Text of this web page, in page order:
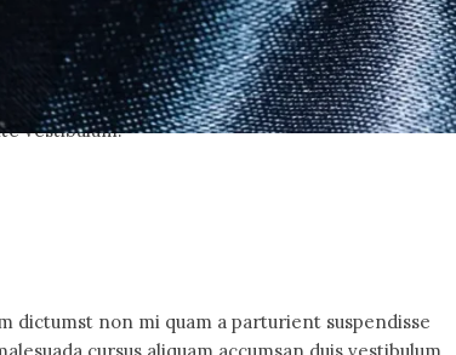
commodo vivamus elementum tempor
ridiculus a nibh mattis in.Lacinia
rutrum parturient amet id euismod sem ad erat
commodo inceptos cum condimentum placerat
vestibulum.
non mi quam a parturient suspendisse